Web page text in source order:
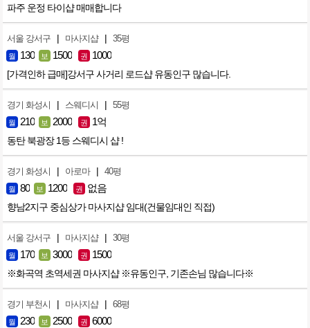
파주 운정 타이샵 매매합니다
서울 강서구 | 마사지샵 | 35평
월 130 보 1500 권 1000
[가격인하 급매]강서구 사거리 로드샵 유동인구 많습니다.
경기 화성시 | 스웨디시 | 55평
월 210 보 2000 권 1억
동탄 북광장 1등 스웨디시 샵 !
경기 화성시 | 아로마 | 40평
월 80 보 1200 권 없음
향남2지구 중심상가 마사지샵 임대(건물임대인 직접)
서울 강서구 | 마사지샵 | 30평
월 170 보 3000 권 1500
※화곡역 초역세권 마사지샵 ※유동인구, 기존손님 많습니다※
경기 부천시 | 마사지샵 | 68평
월 230 보 2500 권 6000